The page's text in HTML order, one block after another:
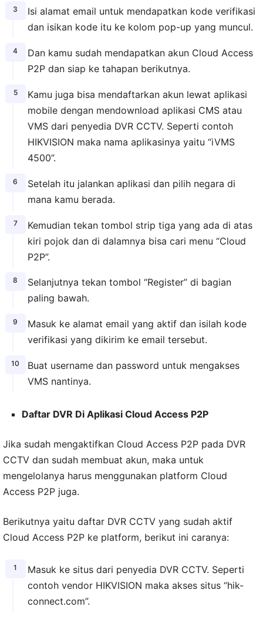
Isi alamat email untuk mendapatkan kode verifikasi
dan isikan kode itu ke kolom pop-up yang muncul.
Dan kamu sudah mendapatkan akun Cloud Access
P2P dan siap ke tahapan berikutnya.
Kamu juga bisa mendaftarkan akun lewat aplikasi
mobile dengan mendownload aplikasi CMS atau
VMS dari penyedia DVR CCTV. Seperti contoh
HIKVISION maka nama aplikasinya yaitu “iVMS
4500”.
Setelah itu jalankan aplikasi dan pilih negara di
mana kamu berada.
Kemudian tekan tombol strip tiga yang ada di atas
kiri pojok dan di dalamnya bisa cari menu “Cloud
P2P”.
Selanjutnya tekan tombol “Register” di bagian
paling bawah.
Masuk ke alamat email yang aktif dan isilah kode
verifikasi yang dikirim ke email tersebut.
Buat username dan password untuk mengakses
VMS nantinya.
Daftar DVR Di Aplikasi Cloud Access P2P
Jika sudah mengaktifkan Cloud Access P2P pada DVR
CCTV dan sudah membuat akun, maka untuk
mengelolanya harus menggunakan platform Cloud
Access P2P juga.
Berikutnya yaitu daftar DVR CCTV yang sudah aktif
Cloud Access P2P ke platform, berikut ini caranya:
Masuk ke situs dari penyedia DVR CCTV. Seperti
contoh vendor HIKVISION maka akses situs “hik-
connect.com”.